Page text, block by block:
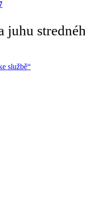
juhu